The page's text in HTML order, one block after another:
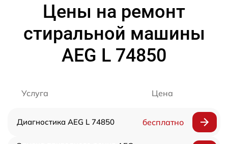
Цены на ремонт
стиральной машины
AEG L 74850
Услуга Цена
Диагностика AEG L 74850 бесплатно